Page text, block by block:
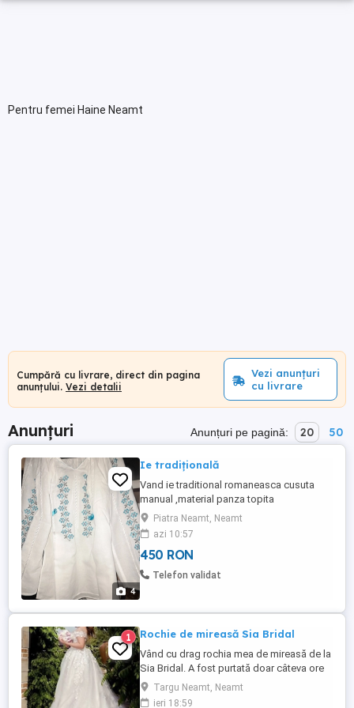
Pentru femei Haine Neamt
Cumpără cu livrare, direct din pagina
anunțului. Vezi detalii
Vezi anunțuri
cu livrare
Anunțuri Anunțuri pe pagină: 20 50
4
Ie tradițională
Vand ie traditional romaneasca cusuta
manual ,material panza topita
Piatra Neamt, Neamt
azi 10:57
450 RON
Telefon validat
1 Rochie de mireasă Sia Bridal
Vând cu drag rochia mea de mireasă de la
Sia Bridal. A fost purtată doar câteva ore
în ziua nunții, deoarece pentru petrecerea
de seară am ales o altă rochie. Mărime: 38
Targu Neamt, Neamt
ieri 18:59